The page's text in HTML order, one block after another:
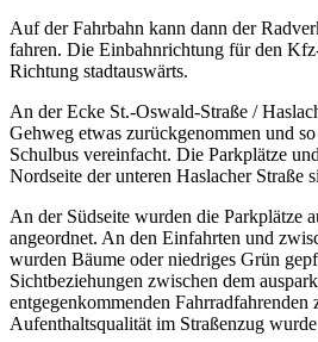
Auf der Fahrbahn kann dann der
fahren. Die Einbahnrichtung für den
Richtung stadtauswärts.
An der Ecke St.-Oswald-Straße /
Gehweg etwas zurückgenommen und
Schulbus vereinfacht. Die Parkplätze
Nordseite der unteren Haslacher Straße
An der Südseite wurden die Parkplätze
angeordnet. An den Einfahrten und
wurden Bäume oder niedriges Grün
Sichtbeziehungen zwischen dem
entgegenkommenden
Aufenthaltsqualität im Straßenzug